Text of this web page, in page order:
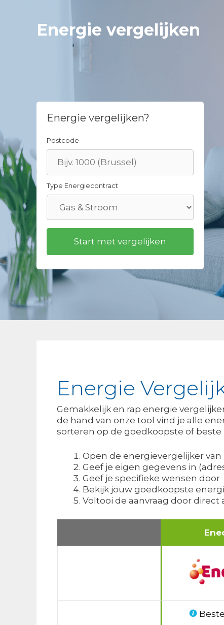
Energie vergelijken
Energie vergelijken?
Postcode
Type Energiecontract
Energie
Gemakkelijk en rap energie
de hand van onze tool vind je alle
sorteren op de goedkoopste of beste
Open de energievergelijker van
Geef je eigen gegevens in
Geef je specifieke wensen door
Bekijk jouw goedkoopste
Voltooi de aanvraag door